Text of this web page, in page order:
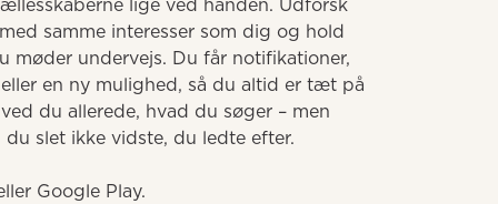
lige ved hånden. Udforsk
samme interesser som dig og hold
møder undervejs. Du får notifikationer,
en ny mulighed, så du altid er tæt på
du allerede, hvad du søger – men
slet ikke vidste, du ledte efter.
Google Play.